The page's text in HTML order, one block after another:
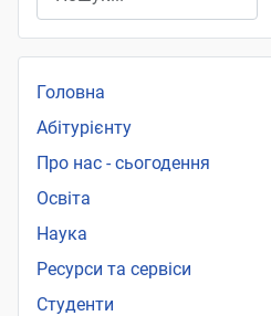
Головна
Абітурієнту
Про нас - сьогодення
Освіта
Наука
Ресурси та сервіси
Студенти